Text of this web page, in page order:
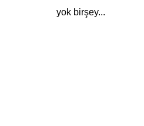
yok birşey...